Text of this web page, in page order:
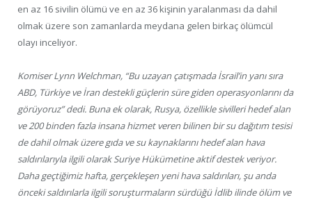
en az 16 sivilin ölümü ve en az 36 kişinin yaralanması da dahil
olmak üzere son zamanlarda meydana gelen birkaç ölümcül
olayı inceliyor.
Komiser Lynn Welchman, “Bu uzayan çatışmada İsrail’in yanı sıra
ABD, Türkiye ve İran destekli güçlerin süre giden operasyonlarını da
görüyoruz” dedi. Buna ek olarak, Rusya, özellikle sivilleri hedef alan
ve 200 binden fazla insana hizmet veren bilinen bir su dağıtım tesisi
de dahil olmak üzere gıda ve su kaynaklarını hedef alan hava
saldırılarıyla ilgili olarak Suriye Hükümetine aktif destek veriyor.
Daha geçtiğimiz hafta, gerçekleşen yeni hava saldırıları, şu anda
önceki saldırılarla ilgili soruşturmaların sürdüğü İdlib ilinde ölüm ve